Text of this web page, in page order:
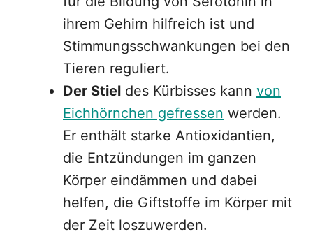
ihrem Gehirn hilfreich ist und
Stimmungsschwankungen bei den
Tieren reguliert.
Der Stiel des Kürbisses kann von
Eichhörnchen gefressen werden.
Er enthält starke Antioxidantien,
die Entzündungen im ganzen
Körper eindämmen und dabei
helfen, die Giftstoffe im Körper mit
der Zeit loszuwerden.